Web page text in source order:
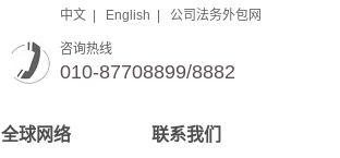
中文 English 公司法务外包网
咨询热线
010-87708899/8882
全球网络 联系我们